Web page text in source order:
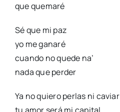
que quemaré
Sé que mi paz
yo me ganaré
cuando no quede na’
nada que perder
Ya no quiero perlas ni caviar